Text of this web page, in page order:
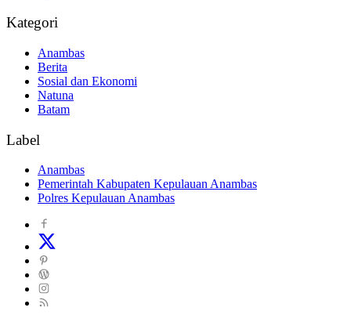
Kategori
Anambas
Berita
Sosial dan Ekonomi
Natuna
Batam
Label
Anambas
Pemerintah Kabupaten Kepulauan Anambas
Polres Kepulauan Anambas